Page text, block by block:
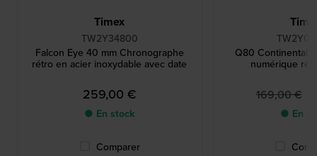
Timex
TW2Y34800
Falcon Eye 40 mm Chronographe
rétro en acier inoxydable avec date
259,00 €
● En stock
Comparer
Q80 Continental
numérique
169,00 €
● En